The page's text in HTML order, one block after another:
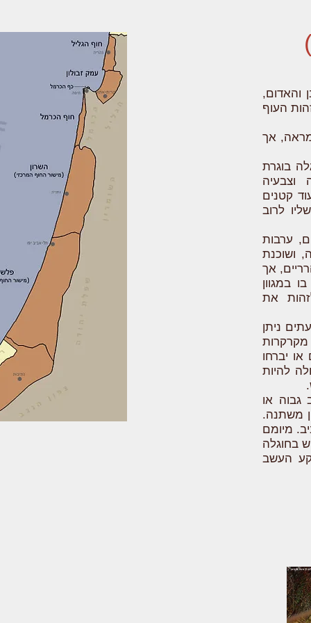
והאדום,
העוף
אך
בוגרת
וצבעיה
קטנים
לרוב
ערבות
ושוכנת
אך
בו במגוון
את
ניתן
מקרקרות
יברחו
להיות
גבוה או
משתנה.
האביב. מיומם
בחוגלה
העשב